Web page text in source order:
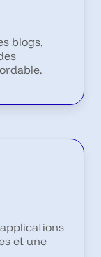
blogs,
et une